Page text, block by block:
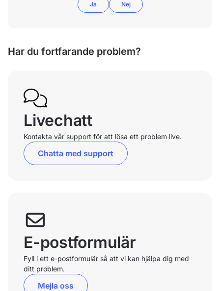
Ja Nej
Har du fortfarande problem?
Livechatt
Kontakta vår support för att lösa ett problem live.
Chatta med support
E-postformulär
Fyll i ett e-postformulär så att vi kan hjälpa dig med
ditt problem.
Mejla oss